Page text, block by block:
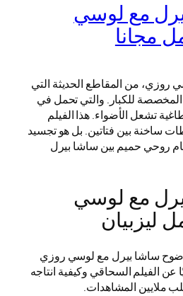
مع لوسي
روزي، من المقاطع الحديثة التي
للكبار. والتي تحمل في
تشعل الأضواء. هذا الفيلم
ساخنة بين فتاتين. بل هو تجسيد
روحي حميم بين ساشا بيرل
مع لوسي
ساشا بيرل مع لوسي روزي
عن الفيلم السحاقي وكيفية انتاجه
ملايين المشاهدات.